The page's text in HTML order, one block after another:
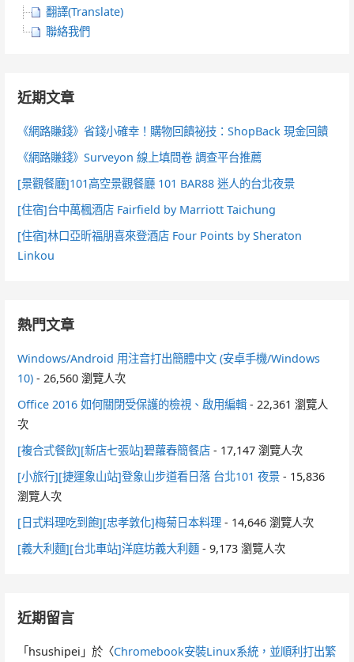
翻譯(Translate)
聯絡我們
近期文章
《網路賺錢》省錢小確幸！購物回饋祕技：ShopBack 現金回饋
《網路賺錢》Surveyon 線上填問卷 調查平台推薦
[景觀餐廳]101高空景觀餐廳 101 BAR88 迷人的台北夜景
[住宿]台中萬楓酒店 Fairfield by Marriott Taichung
[住宿]林口亞昕福朋喜來登酒店 Four Points by Sheraton
Linkou
熱門文章
Windows/Android 用注音打出簡體中文 (安卓手機/Windows
10) - 26,560 瀏覽人次
Office 2016 如何關閉受保護的檢視、啟用編輯 - 22,361 瀏覽人
次
[複合式餐飲][新店七張站]碧蘿春簡餐店 - 17,147 瀏覽人次
[小旅行][捷運象山站]登象山步道看日落 台北101 夜景 - 15,836
瀏覽人次
[日式料理吃到飽][忠孝敦化]梅菊日本料理 - 14,646 瀏覽人次
[義大利麵][台北車站]洋庭坊義大利麵 - 9,173 瀏覽人次
近期留言
「hsushipei 」於〈Chromebook安裝Linux系統，並順利打出繁